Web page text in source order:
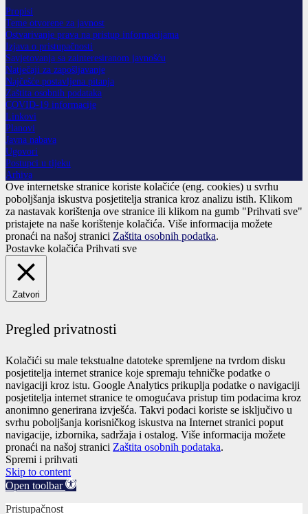
Propisi
Teme otvorene za javnost
Ostvarivanje prava na pristup informacijama
Izjava o pristupačnosti
Savjetovanja sa zainteresiranom javnošću
Natječaji za zapošljavanje
Najčešće postavljena pitanja
Zaštita osobnih podataka
COVID-19 informacije
Linkovi
Planovi
Javna nabava
Ugovori
Postupci u tijeku
Arhiva
Ove internetske stranice koriste kolačiće (eng. cookies) u svrhu
poboljšanja iskustva posjetitelja stranica kroz analizu istih. Klikom
za nastavak korištenja ove stranice ili klikom na gumb "Prihvati sve"
pristajete na naše korištenje kolačića. Više informacija možete
pronaći na našoj stranici Zaštita osobnih podatka.
Postavke kolačića Prihvati sve
Zatvori
Pregled privatnosti
Kolačići su male tekstualne datoteke spremljene na tvrdom disku
posjetitelja internet stranice koje spremaju tehničke podatke o
navigaciji kroz istu. Google Analytics prikuplja podatke o navigaciji
posjetitelja internet stranice te omogućava pristup tim podacima kroz
anonimno generirana izvješća. Takvi podaci koriste se isključivo u
svrhu poboljšanja korisničkog iskustva na Internet stranici poput
navigacije, izbornika, sadržaja i ostalog. Više informacija možete
pronaći na našoj stranici Zaštita osobnih podataka.
Spremi i prihvati
Skip to content
Open toolbar
Pristupačnost